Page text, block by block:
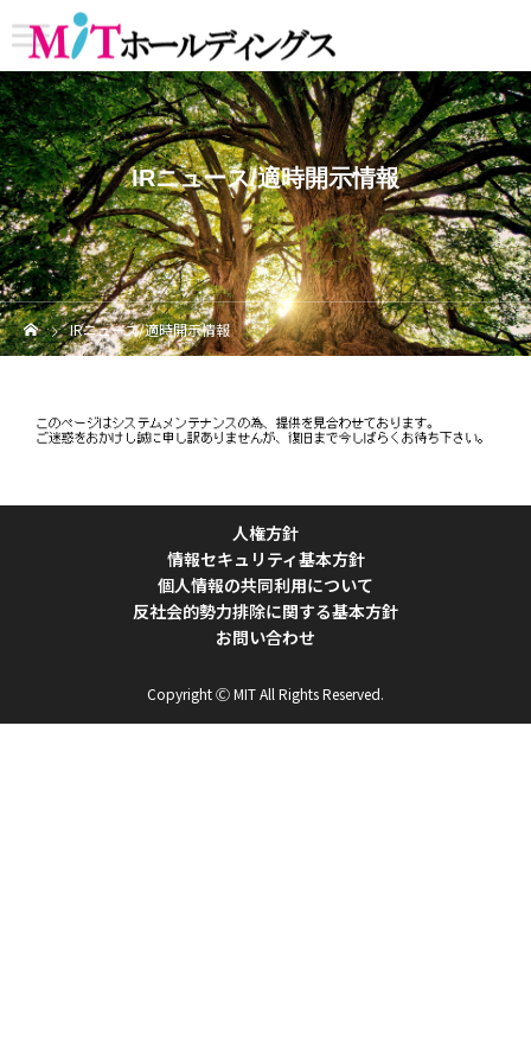
IRニュース/適時開示情報
IRニュース/適時開示情報
人権方針
情報セキュリティ基本方針
個人情報の共同利用について
反社会的勢力排除に関する基本方針
お問い合わせ
Copyright Ⓒ MIT All Rights Reserved.